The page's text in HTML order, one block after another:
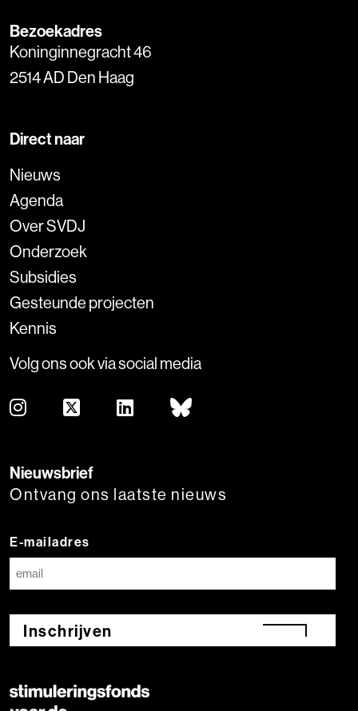
Bezoekadres
Koninginnegracht 46
2514 AD Den Haag
Direct naar
Nieuws
Agenda
Over SVDJ
Onderzoek
Subsidies
Gesteunde projecten
Kennis
Volg ons ook via social media
Nieuwsbrief
Ontvang ons laatste nieuws
E-mailadres
Inschrijven